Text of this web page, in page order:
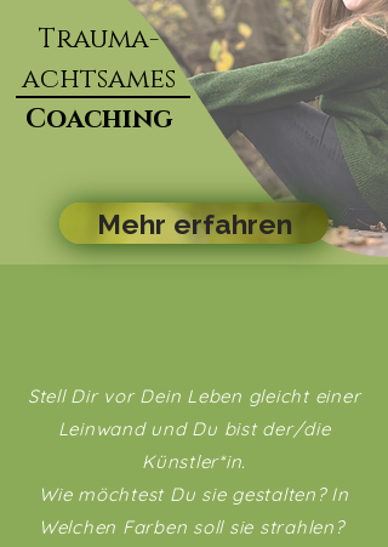
Trauma-
achtsames
Coaching
Mehr erfahren
Stell Dir vor Dein Leben gleicht einer
Leinwand und Du bist der/die
Künstler*in.
Wie möchtest Du sie gestalten? In
Welchen Farben soll sie strahlen?